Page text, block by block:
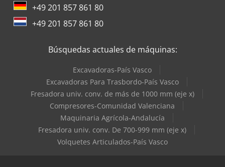
+49 201 857 861 80
+49 201 857 861 80
Búsquedas actuales de máquinas:
Excavadoras-País Vasco
Excavadoras Para Trasbordo-País Vasco
Fresadora univ. conv. de más de 1000 mm (eje x)
Compresores-Comunidad Valenciana
Maquinaria Agrícola-Andalucía
Fresadora univ. conv. De 700-999 mm (eje x)
Volquetes Articulados-País Vasco